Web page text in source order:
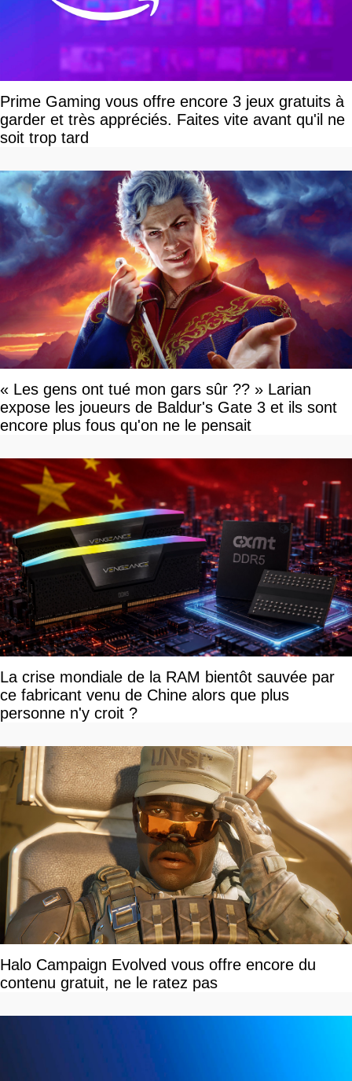
Prime Gaming vous offre encore 3 jeux gratuits à
garder et très appréciés. Faites vite avant qu'il ne
soit trop tard
« Les gens ont tué mon gars sûr ?? » Larian
expose les joueurs de Baldur's Gate 3 et ils sont
encore plus fous qu'on ne le pensait
La crise mondiale de la RAM bientôt sauvée par
ce fabricant venu de Chine alors que plus
personne n'y croit ?
Halo Campaign Evolved vous offre encore du
contenu gratuit, ne le ratez pas